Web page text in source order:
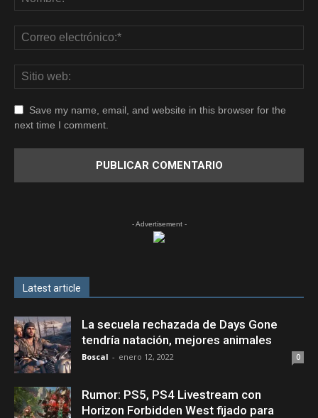
Save my name, email, and website in this browser for the
next time I comment.
- Advertisement -
Latest article
La secuela rechazada de Days Gone
tendría natación, mejores animales
Boscal - enero 12, 2022 0
Rumor: PS5, PS4 Livestream con
Horizon Forbidden West fijado para